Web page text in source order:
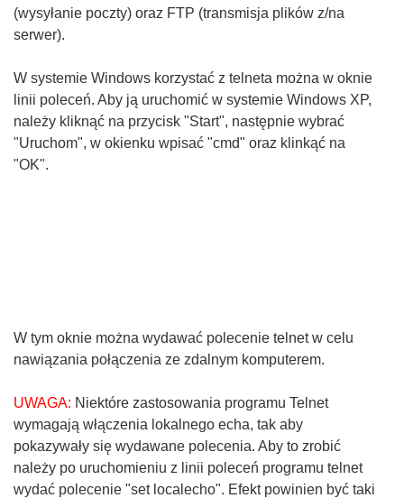
(wysyłanie poczty) oraz FTP (transmisja plików z/na
serwer).
W systemie Windows korzystać z telneta można w oknie
linii poleceń. Aby ją uruchomić w systemie Windows XP,
należy kliknąć na przycisk "Start", następnie wybrać
"Uruchom", w okienku wpisać "cmd" oraz klinkąć na
"OK".
W tym oknie można wydawać polecenie telnet w celu
nawiązania połączenia ze zdalnym komputerem.
UWAGA: Niektóre zastosowania programu Telnet
wymagają włączenia lokalnego echa, tak aby
pokazywały się wydawane polecenia. Aby to zrobić
należy po uruchomieniu z linii poleceń programu telnet
wydać polecenie "set localecho". Efekt powinien być taki